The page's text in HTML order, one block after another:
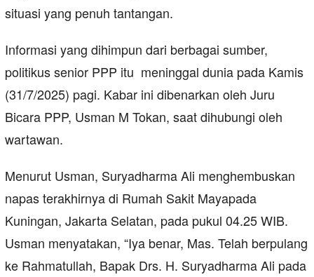
situasi yang penuh tantangan.
Informasi yang dihimpun dari berbagai sumber,
politikus senior PPP itu meninggal dunia pada Kamis
(31/7/2025) pagi. Kabar ini dibenarkan oleh Juru
Bicara PPP, Usman M Tokan, saat dihubungi oleh
wartawan.
Menurut Usman, Suryadharma Ali menghembuskan
napas terakhirnya di Rumah Sakit Mayapada
Kuningan, Jakarta Selatan, pada pukul 04.25 WIB.
Usman menyatakan, “Iya benar, Mas. Telah berpulang
ke Rahmatullah, Bapak Drs. H. Suryadharma Ali pada